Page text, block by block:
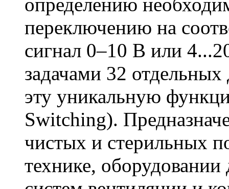
переключению на
сигнал 0–10 В или
задачами 32 отдельных
эту уникальную
Switching).
чистых и стерильных
технике,